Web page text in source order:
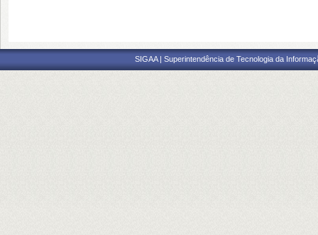
SIGAA | Superintendência de Tecnologia da